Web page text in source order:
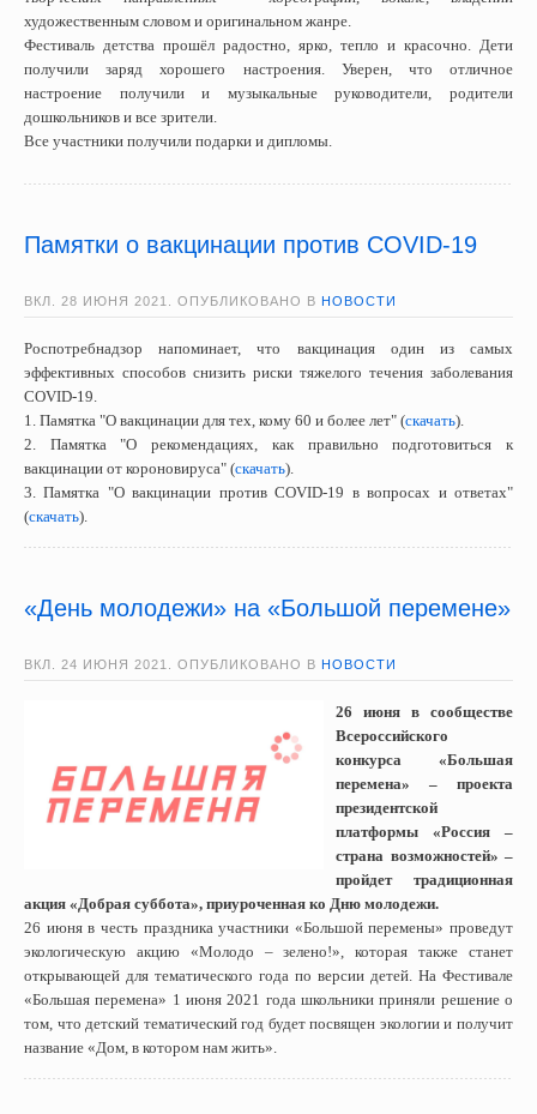
художественным словом и оригинальном жанре.
Фестиваль детства прошёл радостно, ярко, тепло и красочно. Дети
получили заряд хорошего настроения. Уверен, что отличное
настроение получили и музыкальные руководители, родители
дошкольников и все зрители.
Все участники получили подарки и дипломы.
Памятки о вакцинации против COVID-19
ВКЛ. 28 ИЮНЯ 2021 . ОПУБЛИКОВАНО В НОВОСТИ
Роспотребнадзор напоминает, что вакцинация один из самых
эффективных способов снизить риски тяжелого течения заболевания
COVID-19.
1. Памятка "О вакцинации для тех, кому 60 и более лет" (скачать).
2. Памятка "О рекомендациях, как правильно подготовиться к
вакцинации от короновируса" (скачать).
3. Памятка "О вакцинации против COVID-19 в вопросах и ответах"
(скачать).
«День молодежи» на «Большой перемене»
ВКЛ. 24 ИЮНЯ 2021 . ОПУБЛИКОВАНО В НОВОСТИ
26 июня в сообществе
Всероссийского
конкурса «Большая
перемена» – проекта
президентской
платформы «Россия –
страна возможностей» –
пройдет традиционная
акция «Добрая суббота», приуроченная ко Дню молодежи.
26 июня в честь праздника участники «Большой перемены» проведут
экологическую акцию «Молодо – зелено!», которая также станет
открывающей для тематического года по версии детей. На Фестивале
«Большая перемена» 1 июня 2021 года школьники приняли решение о
том, что детский тематический год будет посвящен экологии и получит
название «Дом, в котором нам жить».